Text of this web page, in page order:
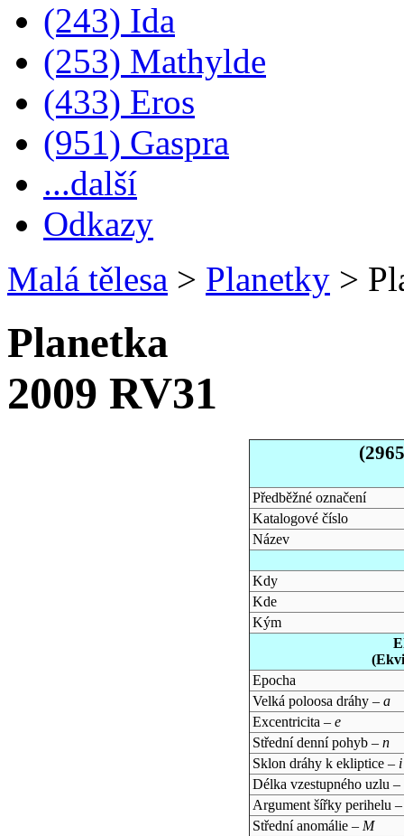
(243) Ida
(253) Mathylde
(433) Eros
(951) Gaspra
...další
Odkazy
Malá tělesa > Planetky >
Planetka
2009 RV31
Předběžné označení
Katalogové číslo
Název
Kdy
Kde
Kým
Epocha
Velká poloosa dráhy – a
Excentricita – e
Střední denní pohyb – n
Sklon dráhy k ekliptice – i
Délka vzestupného uzlu –
Argument šířky perihelu
Střední anomálie – M